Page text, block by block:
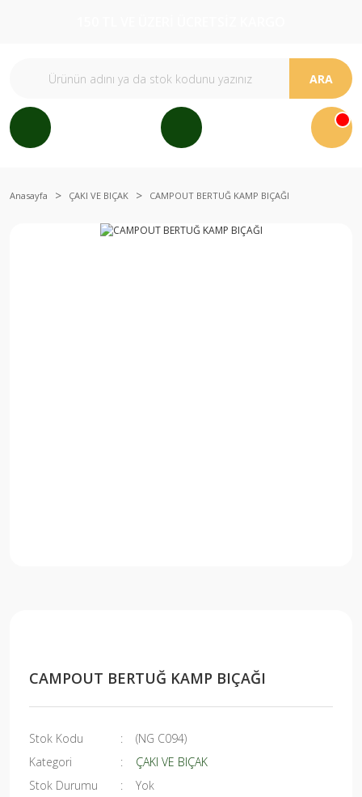
ARA
Anasayfa ÇAKI VE BIÇAK CAMPOUT BERTUĞ KAMP BIÇAĞI
CAMPOUT BERTUĞ KAMP BIÇAĞI
Stok Kodu
(NG C094)
Kategori
ÇAKI VE BIÇAK
Stok Durumu
Yok